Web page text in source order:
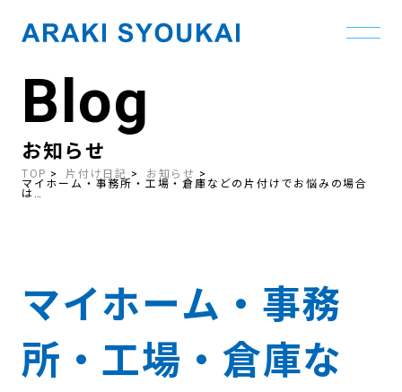
contentBlog
お知らせ
TOP 片付け日記 お知らせ
マイホーム・事務所・工場・倉庫などの片付けでお悩みの場合
は…
マイホーム・事務
所・工場・倉庫な